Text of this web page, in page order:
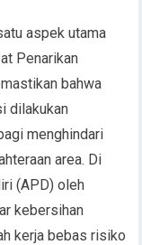
aspek utama
Penarikan
bahwa
dilakukan
menghindari
area. Di
(APD) oleh
kebersihan
kerja bebas risiko